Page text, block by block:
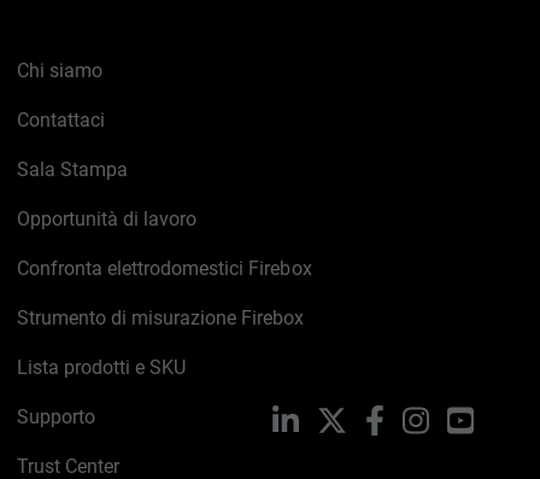
Chi siamo
Contattaci
Sala Stampa
Opportunità di lavoro
Confronta elettrodomestici Firebox
Strumento di misurazione Firebox
Lista prodotti e SKU
Supporto
Trust Center
LinkedIn FacebookInstagram